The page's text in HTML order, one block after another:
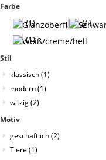
Farbe
(1)
(1)
(1)
Stil
klassisch(1)
modern(1)
witzig(2)
Motiv
geschäftlich(2)
Tiere (1)